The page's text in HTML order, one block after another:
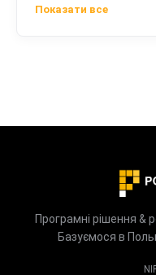
Показати все
Програмні рішення &
Базуємося в